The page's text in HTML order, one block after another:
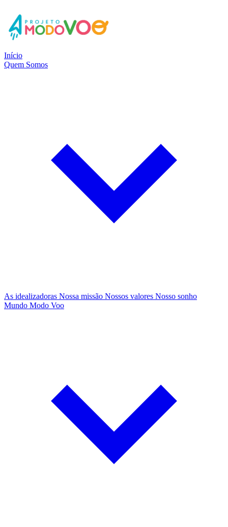
Início
Quem Somos
As idealizadoras Nossa missão Nossos valores Nosso sonho
Mundo Modo Voo